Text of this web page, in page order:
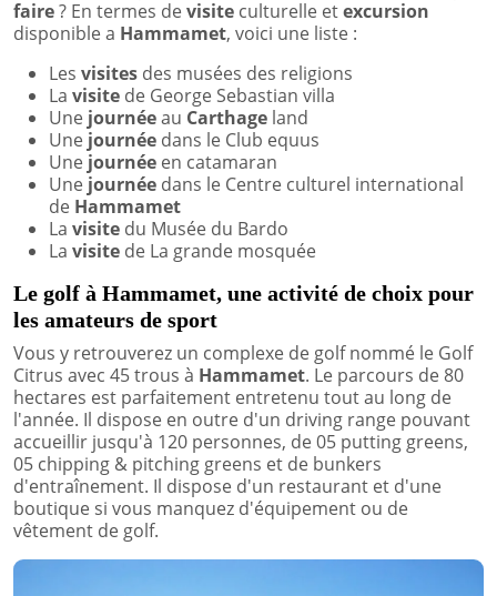
faire? En termes devisite culturelle etexcursion
disponible a Hammamet, voici une liste :
Les visites des musées des religions
La visite de George Sebastian villa
Une journéeau Carthage land
Une journée dans le Club equus
Une journée en catamaran
Une journée dans le Centre culturel international
de Hammamet
La visite du Musée du Bardo
La visite de La grande mosquée
Le golf à Hammamet, une activité de choix pour
les amateurs de sport
Vous y retrouverez un complexe de golf nommé le Golf
Citrus avec 45 trous à Hammamet. Le parcours de 80
hectares est parfaitement entretenu tout au long de
l'année. Il dispose en outre d'un driving range pouvant
accueillir jusqu'à 120 personnes, de 05 putting greens,
05 chipping & pitching greens et de bunkers
d'entraînement. Il dispose d'un restaurant et d'une
boutique si vous manquez d'équipement ou de
vêtement de golf.